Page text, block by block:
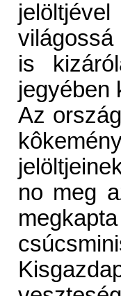
is
jegyében
Az
no meg